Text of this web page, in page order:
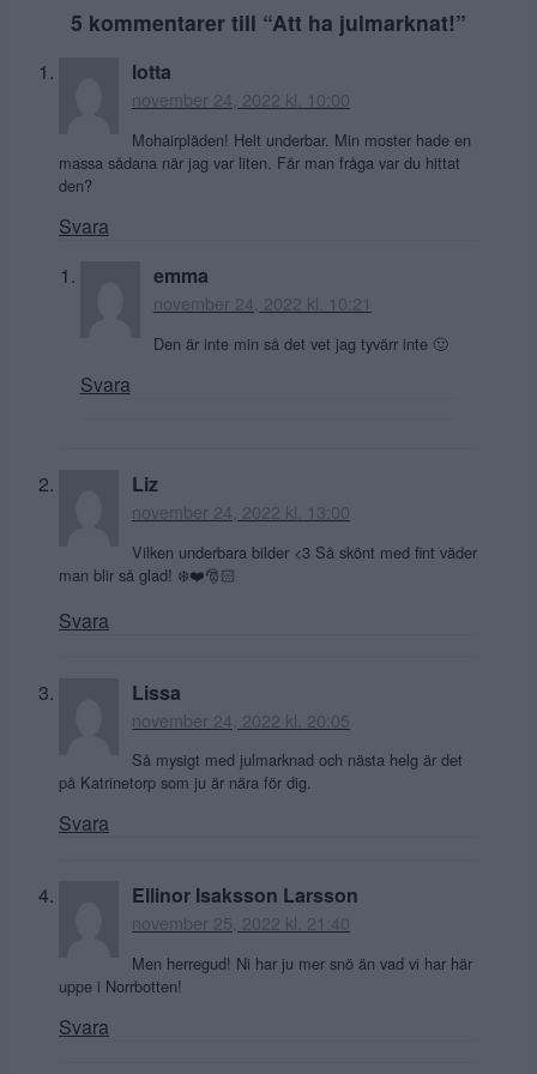
5 kommentarer till “Att ha julmarknat!”
lotta
november 24, 2022 kl. 10:00
Mohairpläden! Helt underbar. Min moster hade en
massa sådana när jag var liten. Får man fråga var du hittat
den?
Svara
emma
november 24, 2022 kl. 10:21
Den är inte min så det vet jag tyvärr inte 🙂
Svara
Liz
november 24, 2022 kl. 13:00
Vilken underbara bilder <3 Så skönt med fint väder
man blir så glad! ❄️❤️🎅🏻
Svara
Lissa
november 24, 2022 kl. 20:05
Så mysigt med julmarknad och nästa helg är det
på Katrinetorp som ju är nära för dig.
Svara
Ellinor Isaksson Larsson
november 25, 2022 kl. 21:40
Men herregud! Ni har ju mer snö än vad vi har här
uppe i Norrbotten!
Svara